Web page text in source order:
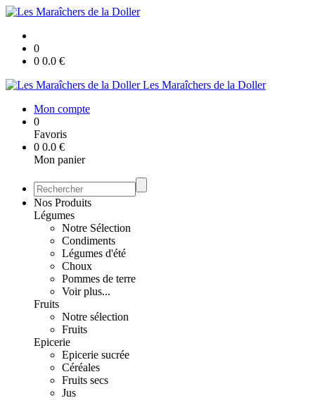
0
0 0.0 €
Les Maraîchers de la Doller
Mon compte
0
Favoris
0 0.0 €
Mon panier
Nos Produits
Légumes
Notre Sélection
Condiments
Légumes d'été
Choux
Pommes de terre
Voir plus...
Fruits
Notre sélection
Fruits
Epicerie
Epicerie sucrée
Céréales
Fruits secs
Jus